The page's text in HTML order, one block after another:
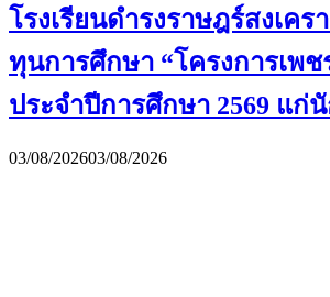
โรงเรียนดำรงราษฎร์สงเค
ทุนการศึกษา “โครงการเพช
ประจำปีการศึกษา 2569 แก่
03/08/202603/08/2026